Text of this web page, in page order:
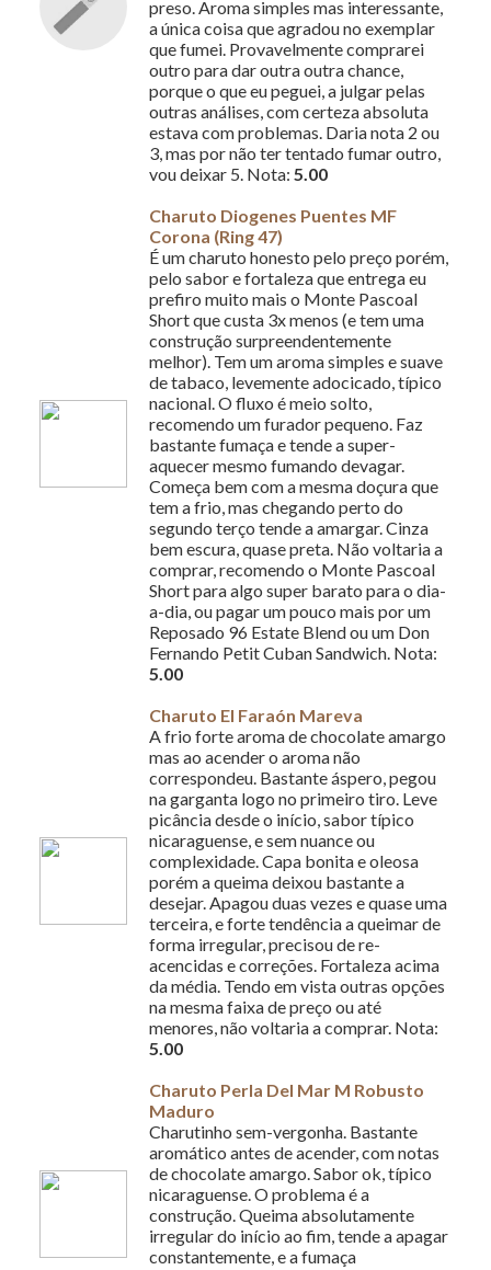
preso. Aroma simples mas interessante,
a única coisa que agradou no exemplar
que fumei. Provavelmente comprarei
outro para dar outra outra chance,
porque o que eu peguei, a julgar pelas
outras análises, com certeza absoluta
estava com problemas. Daria nota 2 ou
3, mas por não ter tentado fumar outro,
vou deixar 5. Nota: 5.00
Charuto Diogenes Puentes MF
Corona (Ring 47)
É um charuto honesto pelo preço porém,
pelo sabor e fortaleza que entrega eu
prefiro muito mais o Monte Pascoal
Short que custa 3x menos (e tem uma
construção surpreendentemente
melhor). Tem um aroma simples e suave
de tabaco, levemente adocicado, típico
nacional. O fluxo é meio solto,
recomendo um furador pequeno. Faz
bastante fumaça e tende a super-
aquecer mesmo fumando devagar.
Começa bem com a mesma doçura que
tem a frio, mas chegando perto do
segundo terço tende a amargar. Cinza
bem escura, quase preta. Não voltaria a
comprar, recomendo o Monte Pascoal
Short para algo super barato para o dia-
a-dia, ou pagar um pouco mais por um
Reposado 96 Estate Blend ou um Don
Fernando Petit Cuban Sandwich. Nota:
5.00
Charuto El Faraón Mareva
A frio forte aroma de chocolate amargo
mas ao acender o aroma não
correspondeu. Bastante áspero, pegou
na garganta logo no primeiro tiro. Leve
picância desde o início, sabor típico
nicaraguense, e sem nuance ou
complexidade. Capa bonita e oleosa
porém a queima deixou bastante a
desejar. Apagou duas vezes e quase uma
terceira, e forte tendência a queimar de
forma irregular, precisou de re-
acencidas e correções. Fortaleza acima
da média. Tendo em vista outras opções
na mesma faixa de preço ou até
menores, não voltaria a comprar. Nota:
5.00
Charuto Perla Del Mar M Robusto
Maduro
Charutinho sem-vergonha. Bastante
aromático antes de acender, com notas
de chocolate amargo. Sabor ok, típico
nicaraguense. O problema é a
construção. Queima absolutamente
irregular do início ao fim, tende a apagar
constantemente, e a fumaça